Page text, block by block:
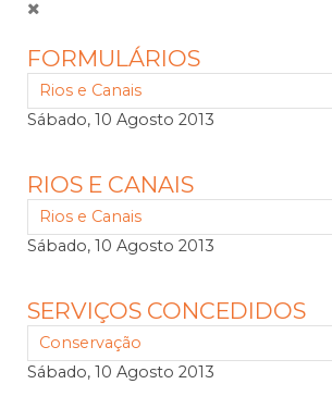
FORMULÁRIOS
Rios e Canais
Sábado, 10 Agosto 2013
RIOS E CANAIS
Rios e Canais
Sábado, 10 Agosto 2013
SERVIÇOS CONCEDIDOS
Conservação
Sábado, 10 Agosto 2013